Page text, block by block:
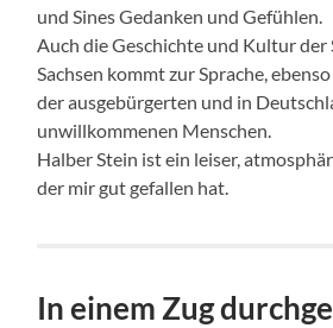
und Sines Gedanken und Gefühlen.
Auch die Geschichte und Kultur der
Sachsen kommt zur Sprache,
der ausgebürgerten und in
unwillkommenen Menschen.
Halber Stein ist ein leiser,
der mir gut gefallen hat.
In einem Zug